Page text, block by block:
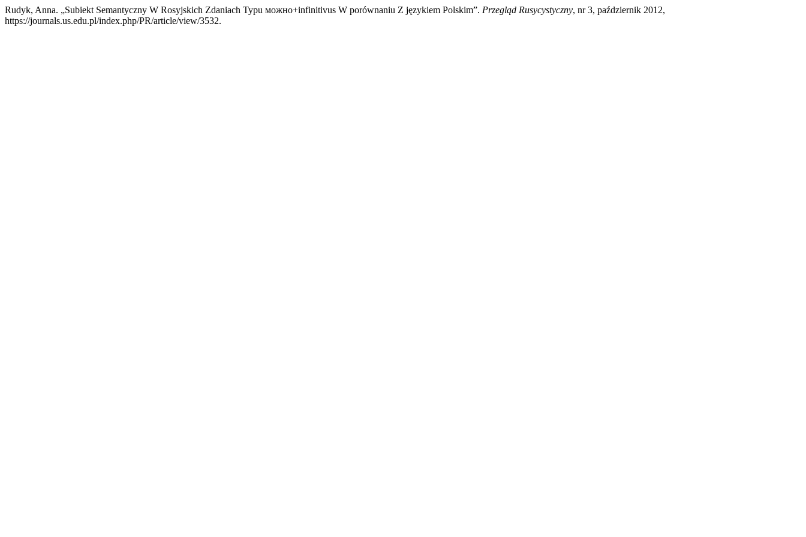
Rudyk, Anna. „Subiekt Semantyczny W Rosyjskich Zdaniach Typu мож­но+infinitivus W porównaniu Z językiem Polskim”. Przegląd Rusycystyczny, nr 3, październik 2012,
https://journals.us.edu.pl/index.php/PR/article/view/3532.